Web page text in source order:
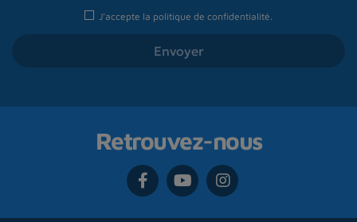
J'accepte la politique de confidentialité.
Retrouvez-nous